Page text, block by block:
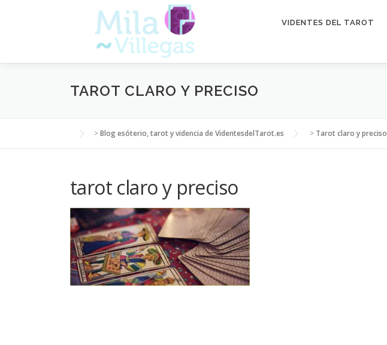
VIDENTES DEL TAROT
TAROT CLARO Y PRECISO
>Blog esóterio, tarot y videncia de VidentesdelTarot.es > Tarot claro y preciso
tarot claro y preciso